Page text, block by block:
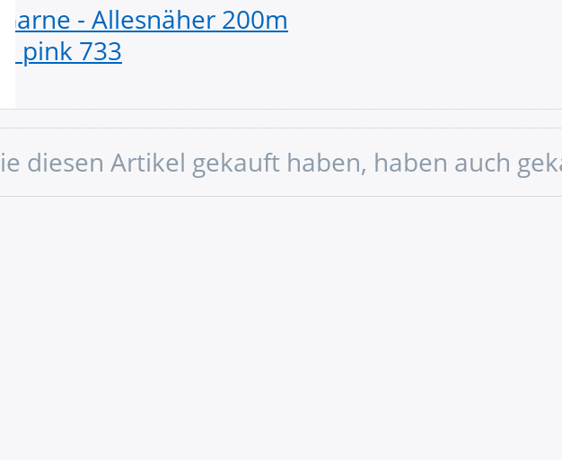
- Allesnäher 200m
pink 733
diesen Artikel gekauft haben, haben auch